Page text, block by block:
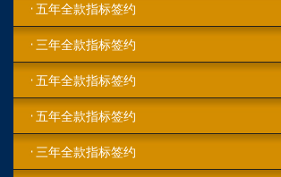
五年全款指标签约
三年全款指标签约
五年全款指标签约
五年全款指标签约
三年全款指标签约